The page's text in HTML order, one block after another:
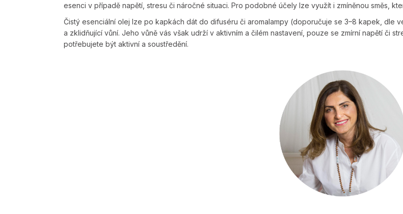
esenci v případě napětí, stresu či náročné situaci. Pro podobné účely lze využít i zmíněnou směs,
Čistý esenciální olej lze po kapkách dát do difuséru či aromalampy (doporučuje se 3–8 kapek, dle
a zklidňující vůní. Jeho vůně vás však udrží v aktivním a čilém nastavení, pouze se zmírní napětí či
potřebujete být aktivní a soustředění.